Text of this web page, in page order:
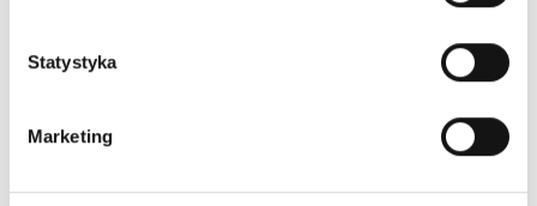
Statystyka
Marketing
Bright Junior Media